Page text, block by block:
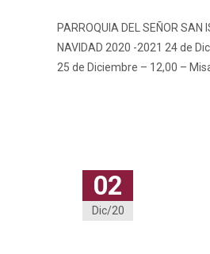
PARROQUIA DEL SEÑOR SAN
NAVIDAD 2020 -2021 24 de
25 de Diciembre – 12,00 –
02
Dic/20